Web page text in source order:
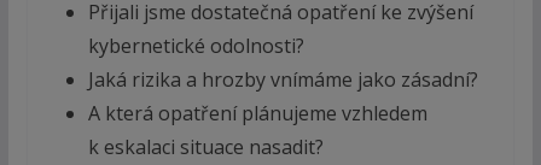
Přijali jsme dostatečná opatření ke zvýšení
kybernetické odolnosti?
Jaká rizika a hrozby vnímáme jako zásadní?
A která opatření plánujeme vzhledem
k eskalaci situace nasadit?